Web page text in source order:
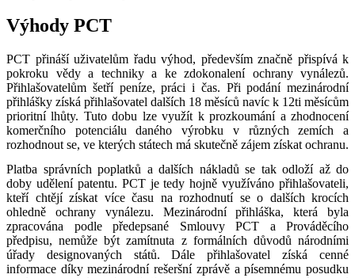
Výhody PCT
PCT přináší uživatelům řadu výhod, především značně přispívá k
pokroku vědy a techniky a ke zdokonalení ochrany vynálezů.
Přihlašovatelům šetří peníze, práci i čas. Při podání mezinárodní
přihlášky získá přihlašovatel dalších 18 měsíců navíc k 12ti měsícům
prioritní lhůty. Tuto dobu lze využít k prozkoumání a zhodnocení
komerčního potenciálu daného výrobku v různých zemích a
rozhodnout se, ve kterých státech má skutečně zájem získat ochranu.
Platba správních poplatků a dalších nákladů se tak odloží až do
doby udělení patentu. PCT je tedy hojně využíváno přihlašovateli,
kteří chtějí získat více času na rozhodnutí se o dalších krocích
ohledně ochrany vynálezu. Mezinárodní přihláška, která byla
zpracována podle předepsané Smlouvy PCT a Prováděcího
předpisu, nemůže být zamítnuta z formálních důvodů národními
úřady designovaných států. Dále přihlašovatel získá cenné
informace díky mezinárodní rešeršní zprávě a písemnému posudku